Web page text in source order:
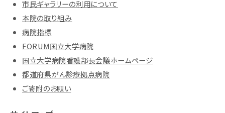
市民ギャラリーの利用について
本院の取り組み
病院指標
FORUM国立大学病院
国立大学病院看護部長会議ホームページ
都道府県がん診療拠点病院
ご寄附のお願い